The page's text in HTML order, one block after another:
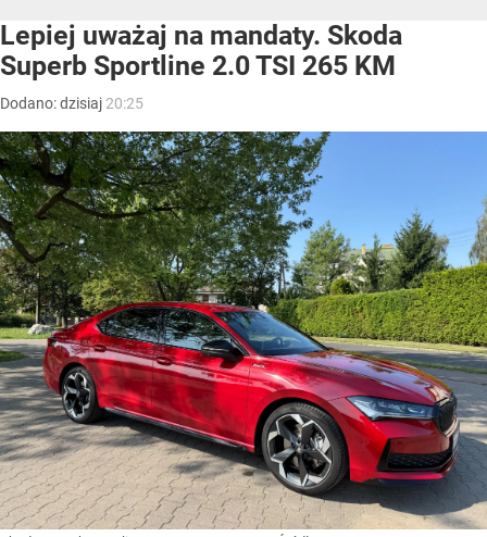
Lepiej uważaj na mandaty. Skoda
Superb Sportline 2.0 TSI 265 KM
Dodano:dzisiaj 20:25